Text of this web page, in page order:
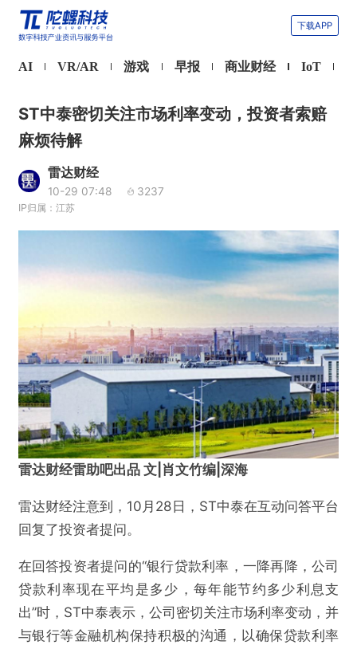
下载APP
AI VR/AR 游戏 早报 商业财经 IoT
ST中泰密切关注市场利率变动，投资者索赔
麻烦待解
雷达财经
10-29 07:48 3237
IP归属：江苏
雷达财经雷助吧出品 文|肖文竹编|深海
雷达财经注意到，10月28日，ST中泰在互动问答平台
回复了投资者提问。
在回答投资者提问的“银行贷款利率，一降再降，公司
贷款利率现在平均是多少，每年能节约多少利息支
出”时，ST中泰表示，公司密切关注市场利率变动，并
与银行等金融机构保持积极的沟通，以确保贷款利率